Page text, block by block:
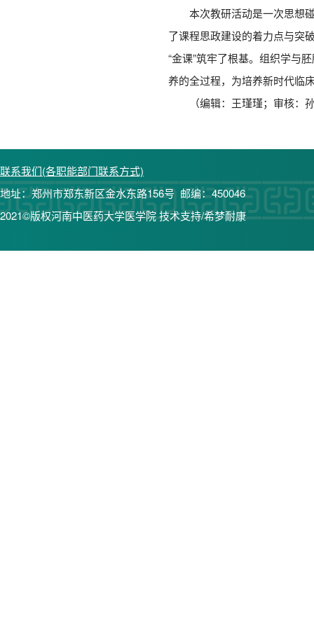
本次教研活动是一次思想
了课程思政建设的着力点与突
“金课”筑牢了根基。组织学与
养的全过程，为培养新时代临
（编辑：王瑾瑾；审核：
联系我们(各职能部门联系方式)
地址：郑州市郑东新区金水东路156号 邮编：450046
2021©版权河南中医药大学医学院 技术支持/希梦耐康